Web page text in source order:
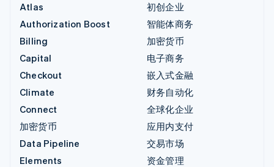
Atlas
Authorization Boost
Billing
Capital
Checkout
Climate
Connect
加密货币
Data Pipeline
Elements
初创企业
智能体商务
加密货币
电子商务
嵌入式金融
财务自动化
全球化企业
应用内支付
交易市场
资金管理